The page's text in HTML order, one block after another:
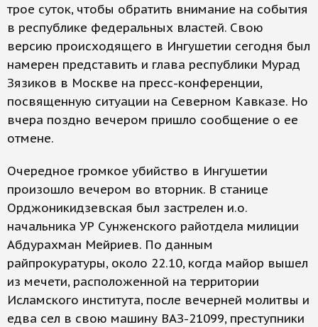
трое суток, чтобы обратить внимание на события
в республике федеральных властей. Свою
версию происходящего в Ингушетии сегодня был
намерен представить и глава республики Мурад
Зязиков в Москве на пресс-конференции,
посвященную ситуации на Северном Кавказе. Но
вчера поздно вечером пришло сообщение о ее
отмене.
Очередное громкое убийство в Ингушетии
произошло вечером во вторник. В станице
Орджоникидзевская был застрелен и.о.
начальника УР Сунженского райотдела милиции
Абдурахман Мейриев. По данным
райпрокуратуры, около 22.10, когда майор вышел
из мечети, расположенной на территории
Исламского института, после вечерней молитвы и
едва сел в свою машину ВАЗ-21099, преступники